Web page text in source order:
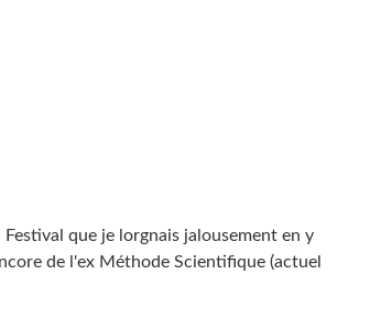
que je lorgnais jalousement en y
de l'ex Méthode Scientifique (actuel